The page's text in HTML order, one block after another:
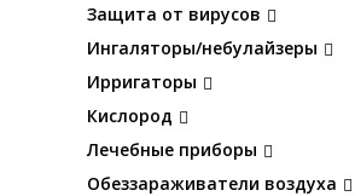
Защита от вирусов
Ингаляторы/небулайзеры
Ирригаторы
Кислород
Лечебные приборы
Обеззараживатели воздуха